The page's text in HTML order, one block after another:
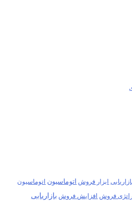
ابزار فروش اتوماسیون اتوماسیون
فروش افزایش فروش بازاریابی